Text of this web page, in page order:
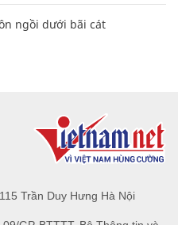
ngồi dưới bãi cát
Trần Duy Hưng Hà Nội